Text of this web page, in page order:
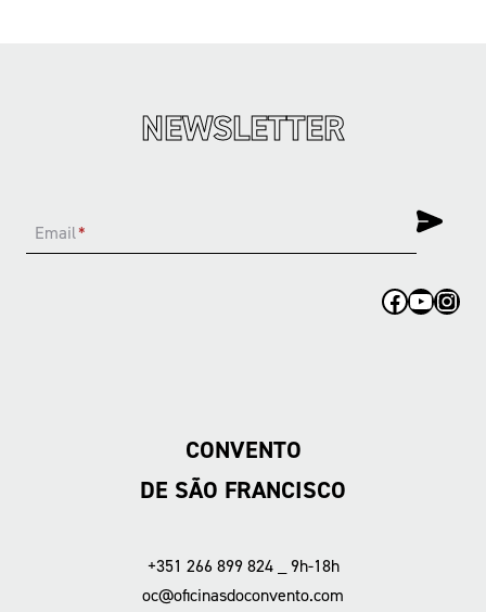
NEWSLETTER
Email*
Facebook
CONVENTO
DE SÃO FRANCISCO
+351 266 899 824 _ 9h-18h
oc@oficinasdoconvento.com